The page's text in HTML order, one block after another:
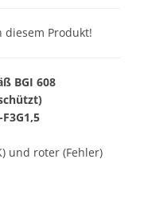
diesem Produkt!
BGI 608
und roter (Fehler)